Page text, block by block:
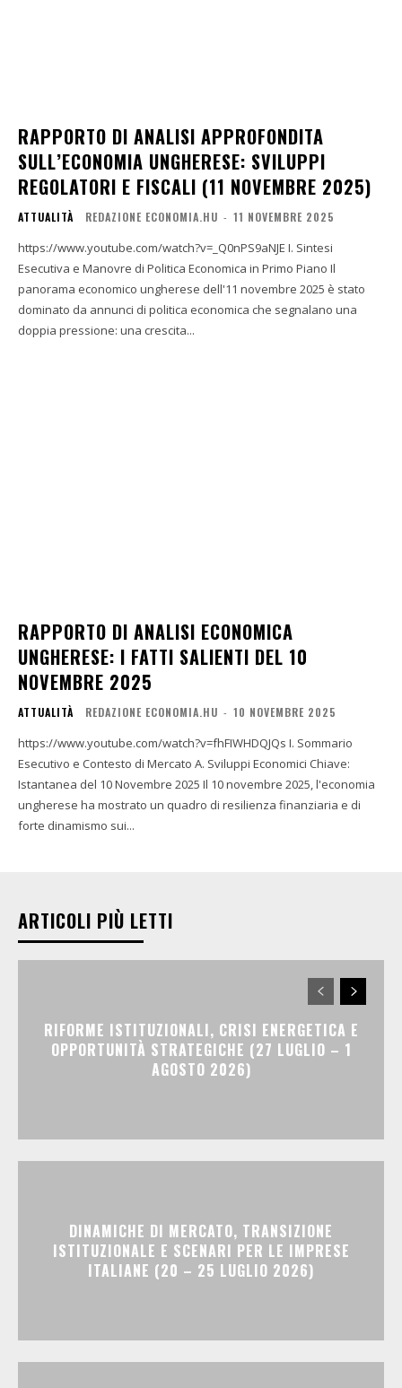
RAPPORTO DI ANALISI APPROFONDITA
SULL’ECONOMIA UNGHERESE: SVILUPPI
REGOLATORI E FISCALI (11 NOVEMBRE 2025)
ATTUALITÀ REDAZIONE ECONOMIA.HU - 11 NOVEMBRE 2025
https://www.youtube.com/watch?v=_Q0nPS9aNJE I. Sintesi
Esecutiva e Manovre di Politica Economica in Primo Piano Il
panorama economico ungherese dell'11 novembre 2025 è stato
dominato da annunci di politica economica che segnalano una
doppia pressione: una crescita...
RAPPORTO DI ANALISI ECONOMICA
UNGHERESE: I FATTI SALIENTI DEL 10
NOVEMBRE 2025
ATTUALITÀ REDAZIONE ECONOMIA.HU - 10 NOVEMBRE 2025
https://www.youtube.com/watch?v=fhFIWHDQJQs I. Sommario
Esecutivo e Contesto di Mercato A. Sviluppi Economici Chiave:
Istantanea del 10 Novembre 2025 Il 10 novembre 2025, l'economia
ungherese ha mostrato un quadro di resilienza finanziaria e di
forte dinamismo sui...
ARTICOLI PIÙ LETTI
RIFORME ISTITUZIONALI, CRISI ENERGETICA E
OPPORTUNITÀ STRATEGICHE (27 LUGLIO – 1
AGOSTO 2026)
DINAMICHE DI MERCATO, TRANSIZIONE
ISTITUZIONALE E SCENARI PER LE IMPRESE
ITALIANE (20 – 25 LUGLIO 2026)